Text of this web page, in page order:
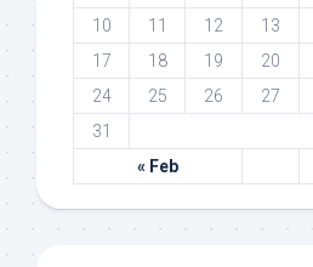
« Feb
10
11 12 13
17
18 19 20
24
25 26 27
31